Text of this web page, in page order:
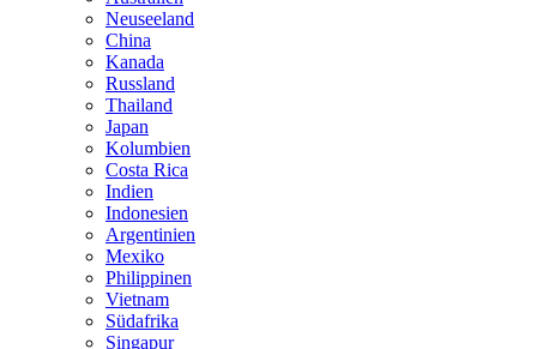
Neuseeland
China
Kanada
Russland
Thailand
Japan
Kolumbien
Costa Rica
Indien
Indonesien
Argentinien
Mexiko
Philippinen
Vietnam
Südafrika
Singapur